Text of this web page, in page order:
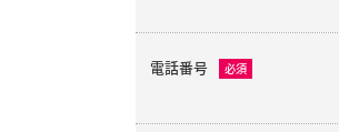
電話番号 必須